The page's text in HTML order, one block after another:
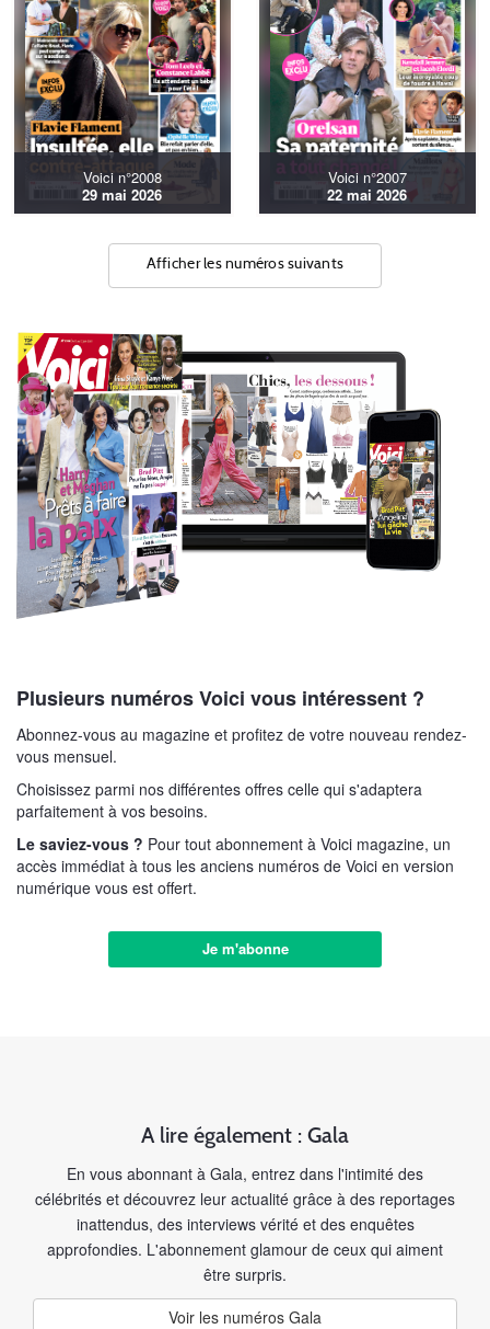
Voici n°2008
29 mai 2026
Voici n°2007
22 mai 2026
Afficher les numéros suivants
Plusieurs numéros Voici vous intéressent ?
Abonnez-vous au magazine et profitez de votre nouveau rendez-
vous mensuel.
Choisissez parmi nos différentes offres celle qui s'adaptera
parfaitement à vos besoins.
Le saviez-vous ? Pour tout abonnement à Voici magazine, un
accès immédiat à tous les anciens numéros de Voici en version
numérique vous est offert.
Je m'abonne
A lire également : Gala
En vous abonnant à Gala, entrez dans l'intimité des
célébrités et découvrez leur actualité grâce à des reportages
inattendus, des interviews vérité et des enquêtes
approfondies. L'abonnement glamour de ceux qui aiment
être surpris.
Voir les numéros Gala